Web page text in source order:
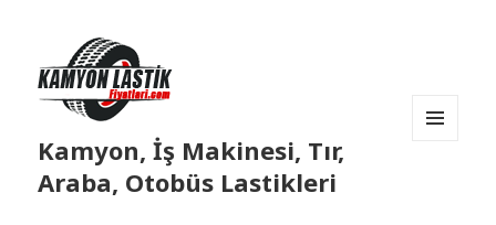
Kamyon, İş Makinesi, Tır,
Araba, Otobüs Lastikleri